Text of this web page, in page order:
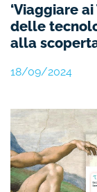
‘Viaggiare
delle
alla
18/09/2024